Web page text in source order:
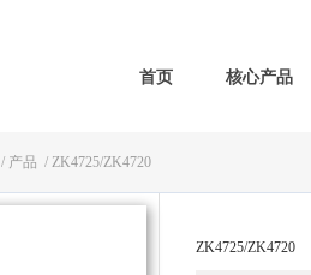
首页 核心产品
/ 产品 / ZK4725/ZK4720
ZK4725/ZK4720